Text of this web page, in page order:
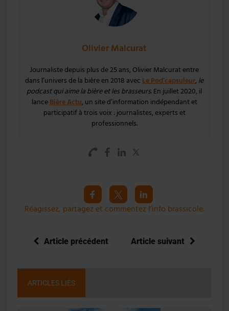
Olivier Malcurat
Journaliste depuis plus de 25 ans, Olivier Malcurat entre
dans l’univers de la bière en 2018 avecLe Pod’capsuleur, le
podcast qui aime la bière et les brasseurs. En juillet 2020, il
lanceBière Actu, un site d’information indépendant et
participatif à trois voix : journalistes, experts et
professionnels.
Réagissez, partagez et commentez l’info brassicole.
Article précédent Article suivant
ARTICLES LIÉS